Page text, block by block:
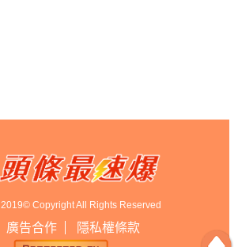
2019© Copyright All Rights Reserved
廣告合作 隱私權條款